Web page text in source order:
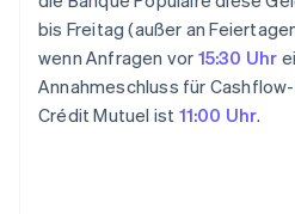
bis Freitag (außer an
wenn Anfragen vor 15:30 Uhr
Annahmeschluss für
Crédit Mutuel ist 11:00 Uhr.